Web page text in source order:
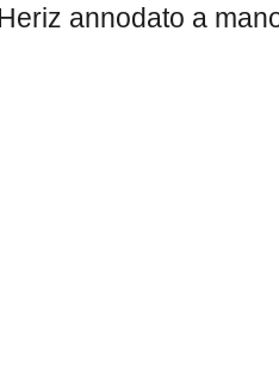
annodato a